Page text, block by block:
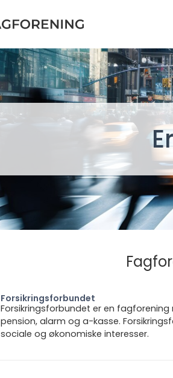
Forsikringsforbundet
Forsikringsforbundet er en
pension, alarm og a-kasse.
sociale og økonomiske interesser.